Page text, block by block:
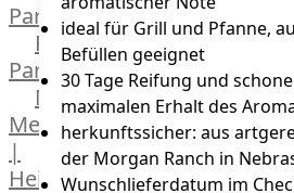
Partner
Frischetheken-
Partner
Männer
Metzger
|
Heinsberg
ideal für Grill und Pfanne,
Befüllen geeignet
30 Tage Reifung und
maximalen Erhalt des
herkunftssicher: aus
der Morgan Ranch in
Wunschlieferdatum im